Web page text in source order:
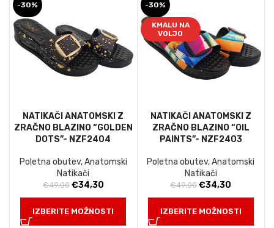
-30%
NATIKAČI ANATOMSKI Z
ZRAČNO BLAZINO “GOLDEN
DOTS”- NZF2404
Poletna obutev,Anatomski
Natikači
€49,00 Izvirna
cena
je
€34,30Trenutna
cena
je:
IZBERITE MOŽNOSTI
-30%
KMALU NA
VOLJO
NATIKAČI ANATOMSKI Z
ZRAČNO BLAZINO “OIL
PAINTS”- NZF2403
Poletna obutev,Anatomski
Natikači
€49,00 Izvirna
cena
je
€34,30
cena
je:
IZBERITE MOŽNOSTI